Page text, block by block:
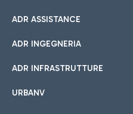
ADR ASSISTANCE
ADR INGEGNERIA
ADR INFRASTRUTTURE
URBANV